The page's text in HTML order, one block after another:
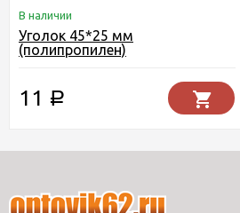
В наличии
Уголок 45*25 мм
(полипропилен)
11 Р